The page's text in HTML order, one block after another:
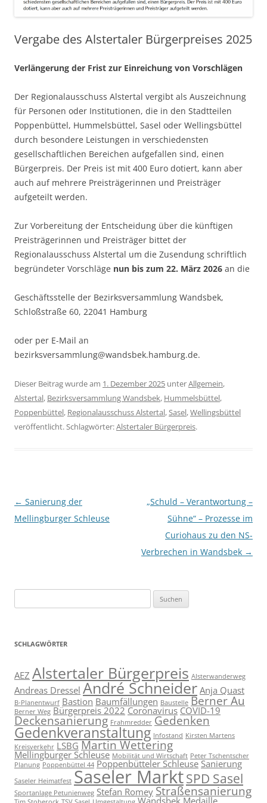
Vergabe des Alstertaler Bürgerpreises 2025
Verlängerung der Frist zur Einreichung von Vorschlägen
Der Regionalausschuss Alstertal vergibt als Auszeichnung
für Personen oder Institutionen, die in den Stadtteilen
Poppenbüttel, Hummelsbüttel, Sasel oder Wellingsbüttel
durch besondere Leistungen in verschiedensten
gesellschaftlichen Bereichen aufgefallen sind, einen
Bürgerpreis. Der Preis ist mit 400 Euro dotiert, kann aber
auch auf mehrere Preisträgerinnen und Preisträger
aufgeteilt werden.
Zur Vorbereitung der Entscheidung über die künftigen
Preisträgerinnen und Preisträger bittet der
Regionalausschuss Alstertal um die Zusendung schriftlich
begründeter Vorschläge nun bis zum 22. März 2026 an die
Geschäftsstelle der Bezirksversammlung Wandsbek,
Schloßstraße 60, 22041 Hamburg
oder per E-Mail an
bezirksversammlung@wandsbek.hamburg.de.
Dieser Beitrag wurde am 1. Dezember 2025 unterAllgemein,
Alstertal, Bezirksversammlung Wandsbek, Hummelsbüttel,
Poppenbüttel, Regionalausschuss Alstertal,Sasel,Wellingsbüttel
veröffentlicht. Schlagwörter:Alstertaler Bürgerpreis.
Beitragsnavigation
← Sanierung der
Mellingburger Schleuse
„Schuld – Verantwortung –
Sühne“ – Prozesse im
Curiohaus zu den NS-
Verbrechen in Wandsbek →
nach:
SCHLAGWÖRTER
AEZ Alstertaler Bürgerpreis Alsterwanderweg
Andreas Dressel André SchneiderAnja Quast
B-Planentwurf Bastion Baumfällungen Baustelle Berner Au
Berner Weg Bürgerpreis 2022CoronavirusCOVID-19
Deckensanierung Frahmredder Gedenken
Gedenkveranstaltung Infostand Kirsten Martens
Kreisverkehr LSBG Martin Wettering
Mellingburger Schleuse Mobilität und Wirtschaft Peter Tschentscher
Planung Poppenbüttel 44 Poppenbütteler SchleuseSanierung
Saseler Heimatfest Saseler MarktSPD Sasel
Sportanlage Petunienweg Stefan RomeyStraßensanierung